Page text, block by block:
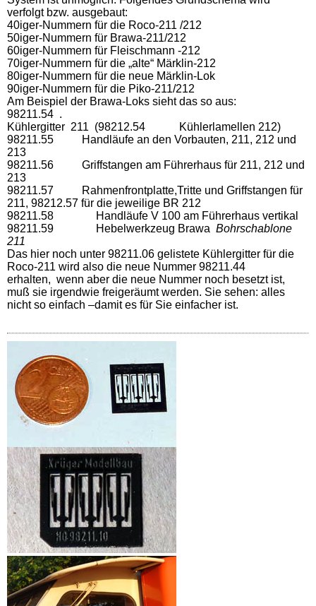
verfolgt bzw. ausgebaut:
40iger-Nummern für die Roco-211 /212
50iger-Nummern für Brawa-211/212
60iger-Nummern für Fleischmann -212
70iger-Nummern für die „alte“ Märklin-212
80iger-Nummern für die neue Märklin-Lok
90iger-Nummern für die Piko-211/212
Am Beispiel der Brawa-Loks sieht das so aus:
98211.54 .
Kühlergitter 211 (98212.54 Kühlerlamellen 212)
98211.55 Handläufe an den Vorbauten, 211, 212 und
213
98211.56 Griffstangen am Führerhaus für 211, 212 und
213
98211.57 Rahmenfrontplatte,Tritte und Griffstangen für
211, 98212.57 für die jeweilige BR 212
98211.58 Handläufe V 100 am Führerhaus vertikal
98211.59 Hebelwerkzeug Brawa Bohrschablone
211
Das hier noch unter 98211.06 gelistete Kühlergitter für die
Roco-211 wird also die neue Nummer 98211.44
erhalten, wenn aber die neue Nummer noch besetzt ist,
muß sie irgendwie freigeräumt werden. Sie sehen: alles
nicht so einfach –damit es für Sie einfacher ist.